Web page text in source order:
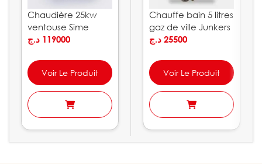
Chaudière 25kw
ventouse Sime
Brava GO BF
119000 د.ج
Voir Le Produit
Chauffe bain 5 litres
gaz de ville Junkers
25500 د.ج
Voir Le Produit